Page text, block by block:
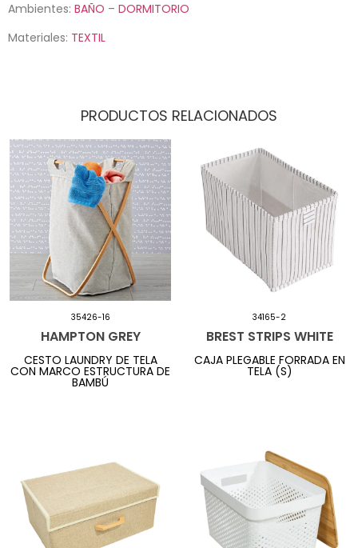
Ambientes: BAÑO – DORMITORIO
Materiales: TEXTIL
PRODUCTOS RELACIONADOS
35426-16
HAMPTON GREY
CESTO LAUNDRY DE TELA
CON MARCO ESTRUCTURA DE
BAMBÚ
34165-2
BREST STRIPS WHITE
CAJA PLEGABLE FORRADA EN
TELA (S)